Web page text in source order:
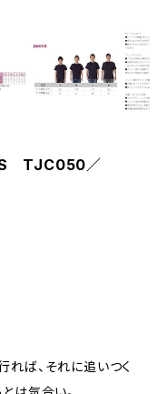
TJC050／
ば、それに追いつく